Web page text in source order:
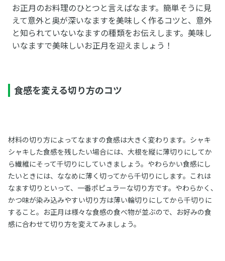
お正月のお料理のひとつと言えばなます。簡単そうに見
えて意外と奥が深いなますを美味しく作るコツと、意外
と知られていないなますの種類をお伝えします。美味し
いなますで美味しいお正月を迎えましょう！
食感を変える切り方のコツ
材料の切り方によってなますの食感は大きく変わります。シャキ
シャキした食感を残したい場合には、大根を縦に薄切りにしてか
ら繊維にそって千切りにしていきましょう。やわらかい食感にし
たいときには、ななめに薄く切ってから千切りにします。これは
なます切りといって、一番ポピュラーな切り方です。やわらかく、
かつ味が染み込みやすい切り方は薄い輪切りにしてから千切りに
すること。お正月は様々な食感の食べ物が並ぶので、お好みの食
感に合わせて切り方を変えてみましょう。